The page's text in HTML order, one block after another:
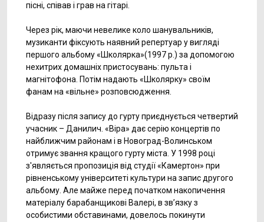
пісні, співав і грав на гітарі.
Через рік, маючи невелике коло шанувальників,
музиканти фіксують наявний репертуар у вигляді
першого альбому «Школярка»(1997 р.) за допомогою
нехитрих домашніх пристосувань: пульта і
магнітофона. Потім надають «Школярку» своїм
фанам на «вільне» розповсюдження.
Відразу після запису до гурту приєднується четвертий
учасник – Данилич. «Віра» дає серію концертів по
найближчим районам і в Новоград-Волинськом
отримує звання кращого гурту міста. У 1998 році
з'являється пропозиція від студії «Камертон» при
рівненському університеті культури на запис другого
альбому. Але майже перед початком накопичення
матеріалу барабанщикові Валері, в зв’язку з
особистими обставинами, довелось покинути